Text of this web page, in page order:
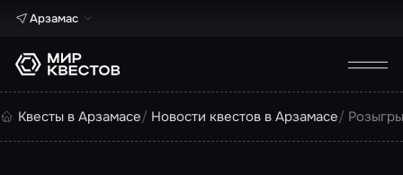
Арзамас
Квесты в Арзамасе Новости квестов в Арзамасе